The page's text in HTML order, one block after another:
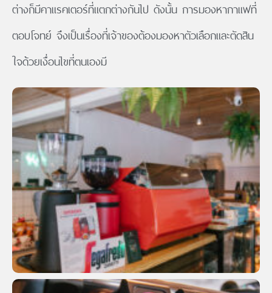
ต่างก็มีคาแรคเตอร์ที่แตกต่างกันไป ดังนั้น การมองหากาแฟที่
ตอบโจทย์ จึงเป็นเรื่องที่เจ้าของต้องมองหาตัวเลือกและตัดสิน
ใจด้วยเงื่อนไขที่ตนเองมี